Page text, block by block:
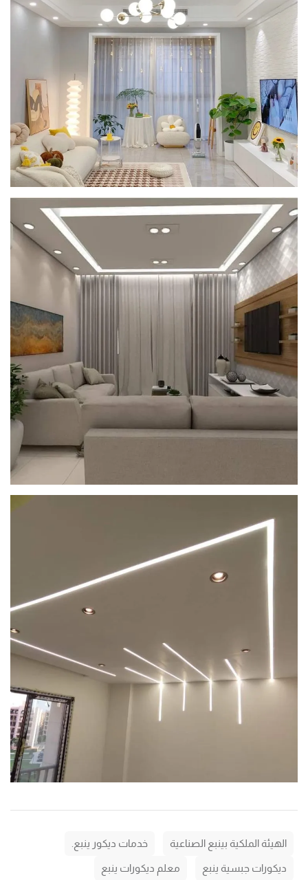
الهيئة الملكية بينبع الصناعية خدمات ديكور ينبع.
ديكورات جبسية ينبع معلم ديكورات ينبع